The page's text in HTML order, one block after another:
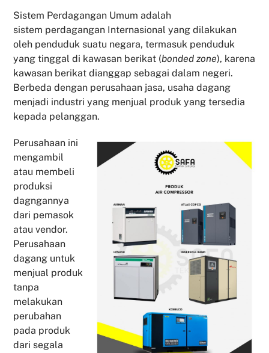
Sistem Perdagangan Umum adalah
sistem perdagangan Internasional yang dilakukan
oleh penduduk suatu negara, termasuk penduduk
yang tinggal di kawasan berikat (bonded zone), karena
kawasan berikat dianggap sebagai dalam negeri.
Berbeda dengan perusahaan jasa, usaha dagang
menjadi industri yang menjual produk yang tersedia
kepada pelanggan.
Perusahaan ini
mengambil
atau membeli
produksi
dagngannya
dari pemasok
atau vendor.
Perusahaan
dagang untuk
menjual produk
tanpa
melakukan
perubahan
pada produk
dari segala